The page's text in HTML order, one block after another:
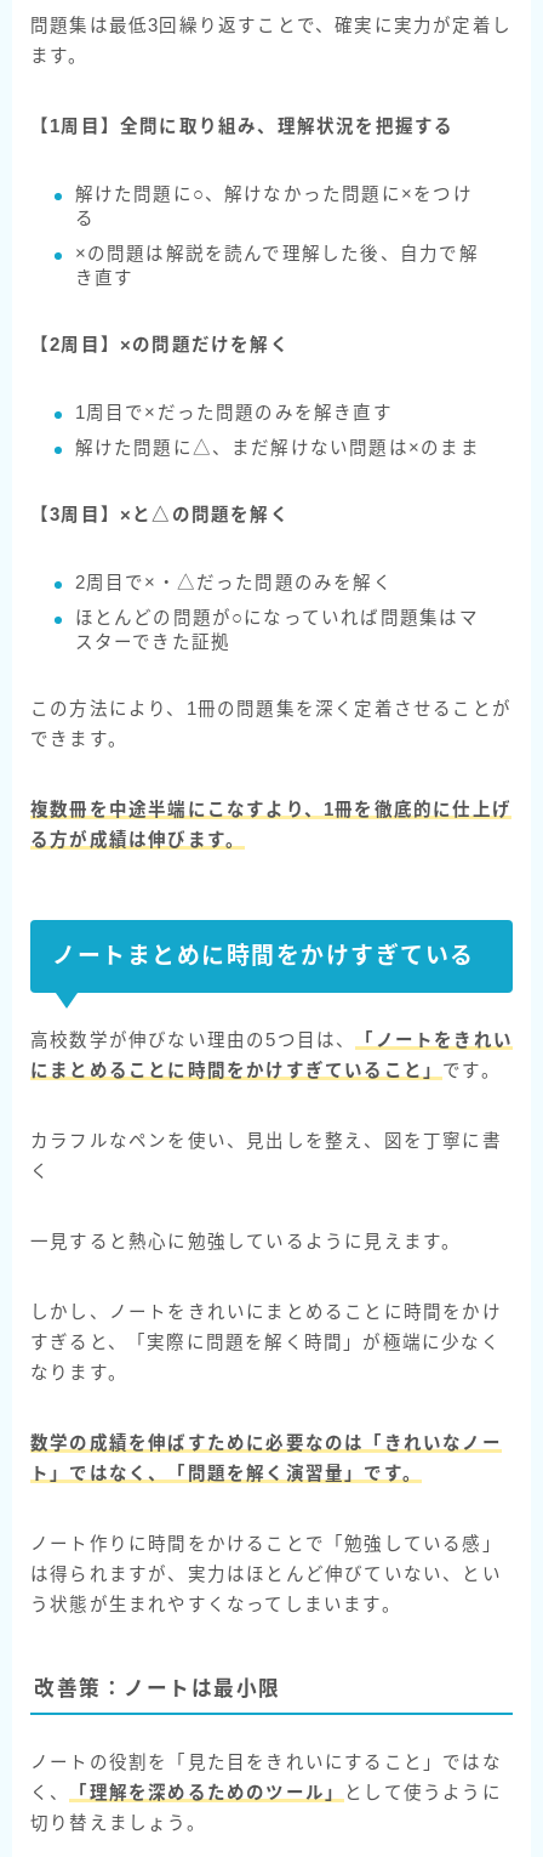
問題集は最低3回繰り返すことで、確実に実力が定着し
ます。
【1周目】全問に取り組み、理解状況を把握する
解けた問題に○、解けなかった問題に×をつけ
る
×の問題は解説を読んで理解した後、自力で解
き直す
【2周目】×の問題だけを解く
1周目で×だった問題のみを解き直す
解けた問題に△、まだ解けない問題は×のまま
【3周目】×と△の問題を解く
2周目で×・△だった問題のみを解く
ほとんどの問題が○になっていれば問題集はマ
スターできた証拠
この方法により、1冊の問題集を深く定着させることが
できます。
複数冊を中途半端にこなすより、1冊を徹底的に仕上げ
る方が成績は伸びます。
ノートまとめに時間をかけすぎている
高校数学が伸びない理由の5つ目は、
「ノートをきれい
にまとめることに時間をかけすぎていること」 です。
カラフルなペンを使い、見出しを整え、図を丁寧に書
く
一見すると熱心に勉強しているように見えます。
しかし、ノートをきれいにまとめることに時間をかけ
すぎると、「実際に問題を解く時間」が極端に少なく
なります。
数学の成績を伸ばすために必要なのは「きれいなノー
ト」ではなく、
「問題を解く演習量」 です。
ノート作りに時間をかけることで「勉強している感」
は得られますが、実力はほとんど伸びていない、とい
う状態が生まれやすくなってしまいます。
改善策：ノートは最小限
ノートの役割を「見た目をきれいにすること」ではな
く、
「理解を深めるためのツール」
として使うように
切り替えましょう。